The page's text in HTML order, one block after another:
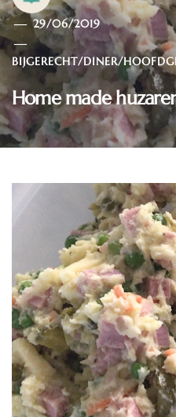
29/06/2019
BIJGERECHT/DINER/
Home made